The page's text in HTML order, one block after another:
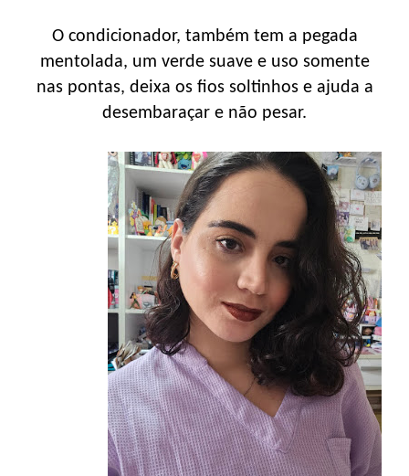
O condicionador, também tem a pegada
mentolada, um verde suave e uso somente
nas pontas, deixa os fios soltinhos e ajuda a
desembaraçar e não pesar.